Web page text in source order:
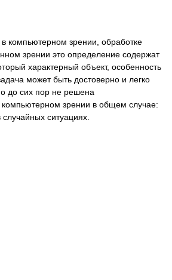
в компьютерном зрении, обработке
зрении это определение содержат
характерный объект, особенность
может быть достоверно и легко
до сих пор не решена
компьютерном зрении в общем случае:
ситуациях.